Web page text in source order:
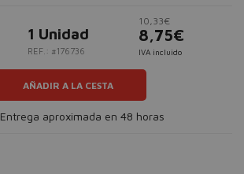
1 Unidad
REF.: #176736
10,33€
8,75€
IVA incluido
AÑADIR A LA CESTA
Entrega aproximada en 48 horas